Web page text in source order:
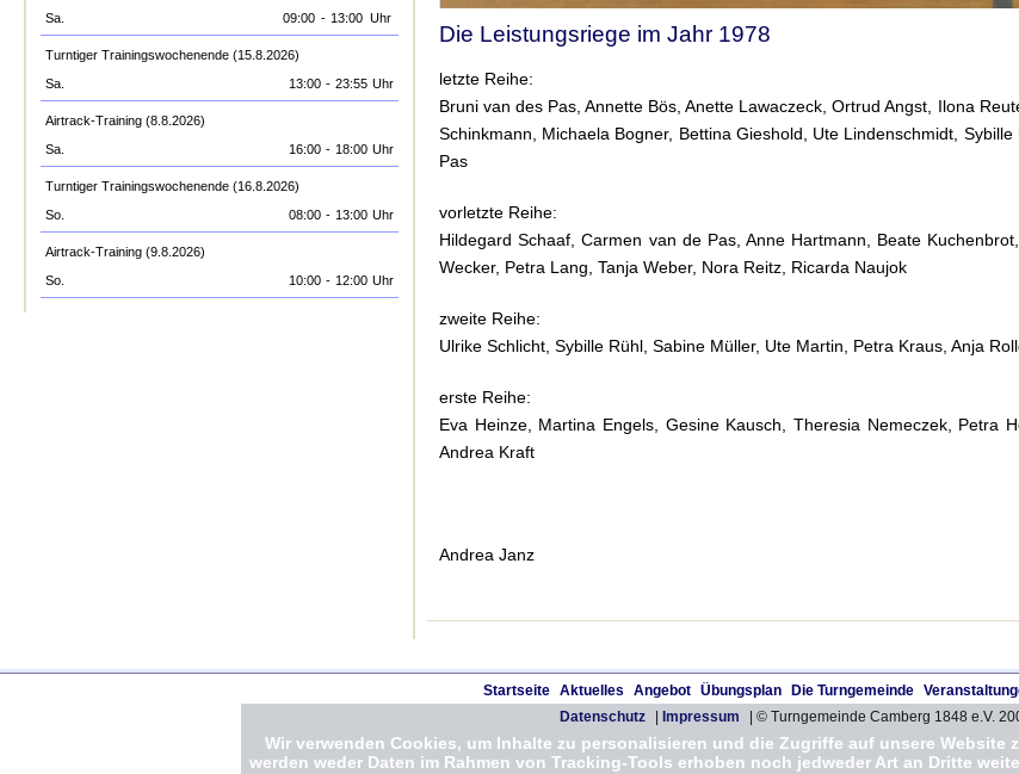
Sa.
09:00 - 13:00 Uhr
Turntiger Trainingswochenende (15.8.2026)
Sa.
13:00 - 23:55 Uhr
Airtrack-Training (8.8.2026)
Sa.
16:00 - 18:00 Uhr
Turntiger Trainingswochenende (16.8.2026)
So.
08:00 - 13:00 Uhr
Airtrack-Training (9.8.2026)
So.
10:00 - 12:00 Uhr
Die Leistungsriege im Jahr 1978
letzte Reihe:
Bruni van des Pas, Annette Bös, Anette Lawaczeck, Ortrud Angst, Ilona
Schinkmann, Michaela Bogner, Bettina Gieshold, Ute Lindenschmidt,
Pas
vorletzte Reihe:
Hildegard Schaaf, Carmen van de Pas, Anne Hartmann, Beate
Wecker, Petra Lang, Tanja Weber, Nora Reitz, Ricarda Naujok
zweite Reihe:
Ulrike Schlicht, Sybille Rühl, Sabine Müller, Ute Martin, Petra Kraus, Anja
erste Reihe:
Eva Heinze, Martina Engels, Gesine Kausch, Theresia Nemeczek, Petra
Andrea Kraft
Andrea Janz
Startseite Aktuelles Angebot Übungsplan Die Turngemeinde
Datenschutz
Impressum | © Turngemeinde Camberg 1848 e.V.
Wir verwenden Cookies, um Inhalte zu personalisieren und die Zugriffe auf unsere Website
werden weder Daten im Rahmen von Tracking-Tools erhoben noch jedweder Art an Dritte